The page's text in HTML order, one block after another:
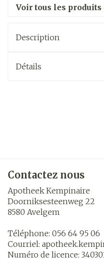
Voir tous les produits
Description
Détails
Contactez nous
Apotheek Kempinaire
Doorniksesteenweg 22
8580 Avelgem
Téléphone: 056 64 95 06
Courriel:
Numéro de licence: